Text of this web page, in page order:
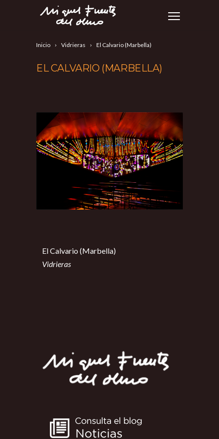
Inicio Vidrieras El Calvario (Marbella)
EL CALVARIO (MARBELLA)
El Calvario (Marbella)
Vidrieras